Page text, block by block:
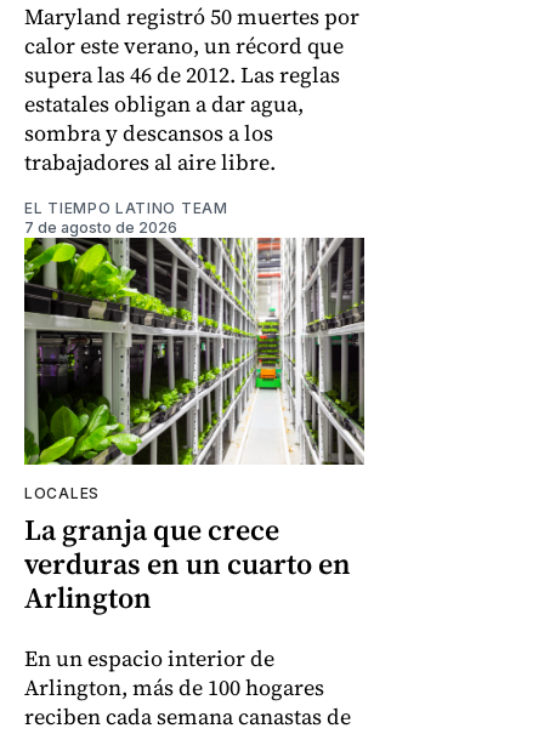
Maryland registró 50 muertes por
calor este verano, un récord que
supera las 46 de 2012. Las reglas
estatales obligan a dar agua,
sombra y descansos a los
trabajadores al aire libre.
EL TIEMPO LATINO TEAM
7 de agosto de 2026
LOCALES
La granja que crece
verduras en un cuarto en
Arlington
En un espacio interior de
Arlington, más de 100 hogares
reciben cada semana canastas de